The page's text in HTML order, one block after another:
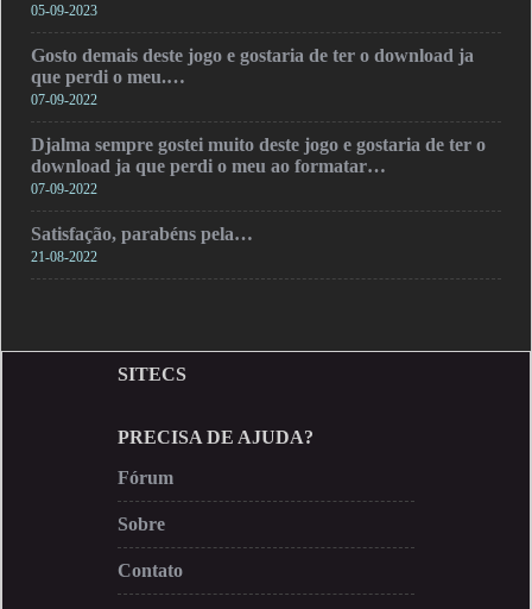
05-09-2023
Gosto demais deste jogo e gostaria de ter o download ja
que perdi o meu.…
07-09-2022
Djalma sempre gostei muito deste jogo e gostaria de ter o
download ja que perdi o meu ao formatar…
07-09-2022
Satisfação, parabéns pela…
21-08-2022
SITECS
PRECISA DE AJUDA?
Fórum
Sobre
Contato